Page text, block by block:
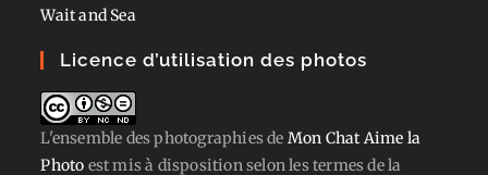
Wait and Sea
Licence d’utilisation des photos
L'ensemble des photographiesde Mon Chat Aime la
Photo est mis à disposition selon les termes de la